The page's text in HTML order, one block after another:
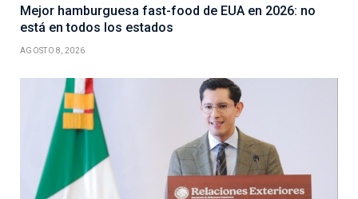
Mejor hamburguesa fast-food de EUA en 2026: no
está en todos los estados
AGOSTO 8, 2026